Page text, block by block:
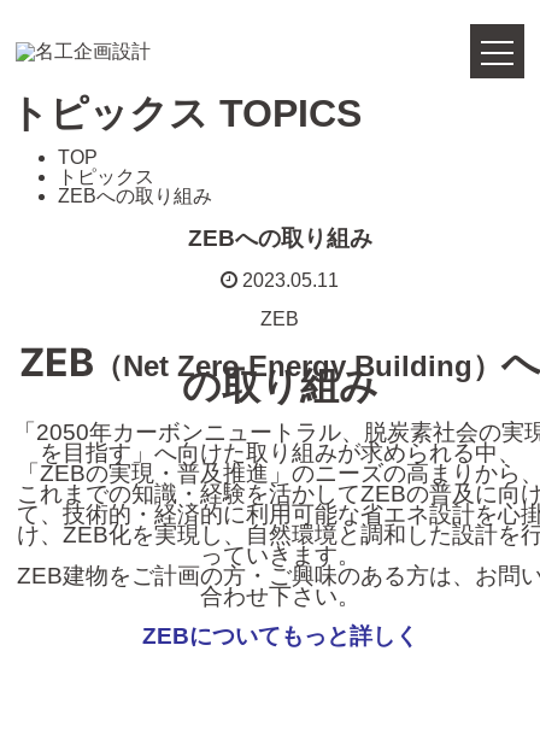
トピックス TOPICS
TOP
トピックス
ZEBへの取り組み
ZEBへの取り組み
2023.05.11
ZEB
ZEB （Net Zero Energy Building）へ
の取り組み
「2050年カーボンニュートラル、脱炭素社会の実
を目指す」へ向けた取り組みが求められる中、
「ZEBの実現・普及推進」のニーズの高まりから
これまでの知識・経験を活かしてZEBの普及に向
て、技術的・経済的に利用可能な省エネ設計を心
け、ZEB化を実現し、自然環境と調和した設計を
っていきます。
ZEB建物をご計画の方・ご興味のある方は、お問
合わせ下さい。
ZEBについてもっと詳しく